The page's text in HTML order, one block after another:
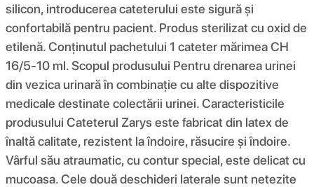
silicon, introducerea cateterului este sigură și
confortabilă pentru pacient. Produs sterilizat cu oxid de
etilenă. Conținutul pachetului 1 cateter mărimea CH
16/5-10 ml. Scopul produsului Pentru drenarea urinei
din vezica urinară în combinație cu alte dispozitive
medicale destinate colectării urinei. Caracteristicile
produsului Cateterul Zarys este fabricat din latex de
înaltă calitate, rezistent la îndoire, răsucire și îndoire.
Vârful său atraumatic, cu contur special, este delicat cu
mucoasa. Cele două deschideri laterale sunt netezite